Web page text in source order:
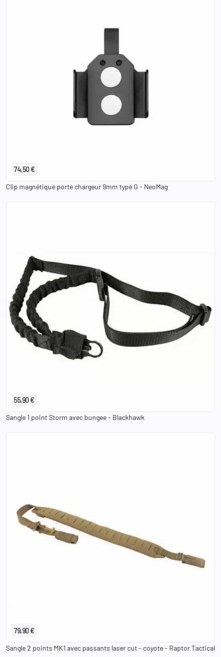
74,50 €
Clip magnétique porte chargeur 9mm type G - NeoMag
55,90 €
Sangle 1 point Storm avec bungee - Blackhawk
79,90 €
Sangle 2 points MK1 avec passants laser cut - coyote - Raptor Tactical